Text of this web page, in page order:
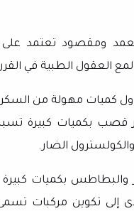
ومقصود تعتمد على
العقول الطبية في القرن
كميات مهولة من
بكميات كبيرة
والكولسترول الضار.
والبطاطس بكميات
إلى تكوين مركبات تسمى